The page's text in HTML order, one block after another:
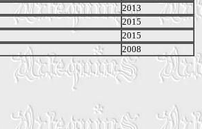
2013
2015
2015
2008